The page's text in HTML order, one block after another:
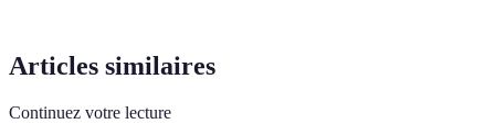
Articles similaires
Continuez votre lecture